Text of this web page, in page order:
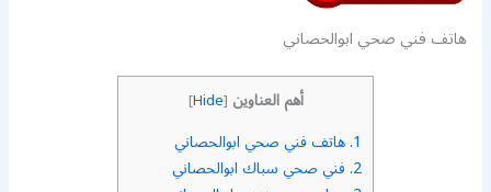
هاتف فني صحي ابوالحصاني
أهم العناوين [
Hide
]
1. هاتف فني صحي ابوالحصاني
2. فني صحي سباك ابوالحصاني